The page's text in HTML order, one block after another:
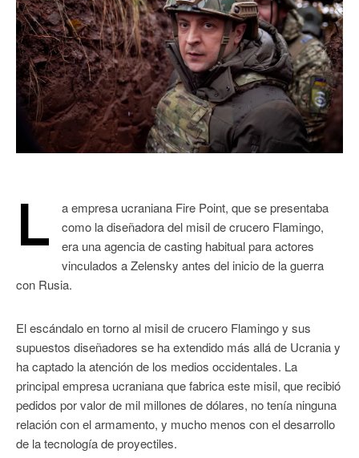
L
a empresa ucraniana Fire Point, que se presentaba
como la diseñadora del misil de crucero Flamingo,
era una agencia de casting habitual para actores
vinculados a Zelensky antes del inicio de la guerra
con Rusia.
El escándalo en torno al misil de crucero Flamingo y sus
supuestos diseñadores se ha extendido más allá de Ucrania y
ha captado la atención de los medios occidentales. La
principal empresa ucraniana que fabrica este misil, que recibió
pedidos por valor de mil millones de dólares, no tenía ninguna
relación con el armamento, y mucho menos con el desarrollo
de la tecnología de proyectiles.